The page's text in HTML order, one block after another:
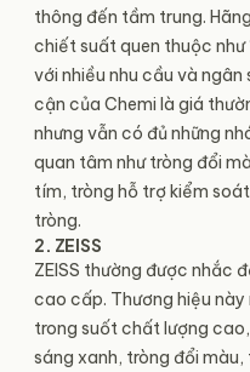
thông đến tầm trung.
chiết suất quen thuộc như
với nhiều nhu cầu và
cận của Chemi là giá
nhưng vẫn có đủ những
quan tâm như tròng đổi
tím, tròng hỗ trợ kiểm
tròng.
2. ZEISS
ZEISS thường được nhắc
cao cấp. Thương hiệu
trong suốt chất lượng
sáng xanh, tròng đổi